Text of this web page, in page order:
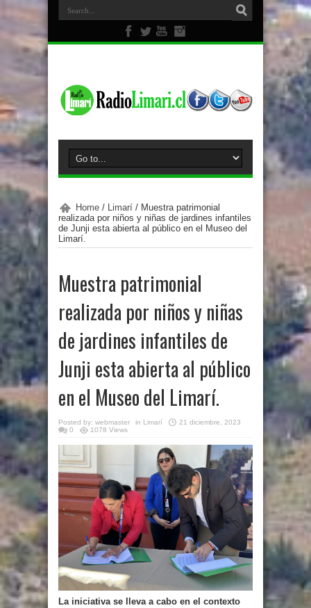
Home / Limarí / Muestra patrimonial
realizada por niños y niñas de jardines infantiles
de Junji esta abierta al público en el Museo del
Limarí.
Muestra patrimonial
realizada por niños y niñas
de jardines infantiles de
Junji esta abierta al público
en el Museo del Limarí.
Posted by: webmaster in Limarí
21 diciembre, 2023
0
1078 Views
La iniciativa se lleva a cabo en el contexto